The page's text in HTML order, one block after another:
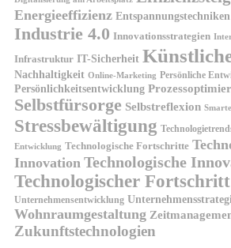
Energieeffizienz Entspannungstechniken
Industrie 4.0 Innovationsstrategien
Infrastruktur IT-Sicherheit
Nachhaltigkeit Online-Marketing Persönliche
Persönlichkeitsentwicklung
Selbstfürsorge Selbstreflexion
Stressbewältigung
Entwicklung Technologische Fortschritte
Innovation Technologische
Technologischer Fortschritt
Unternehmensentwicklung
Wohnraumgestaltung
Zukunftstechnologien